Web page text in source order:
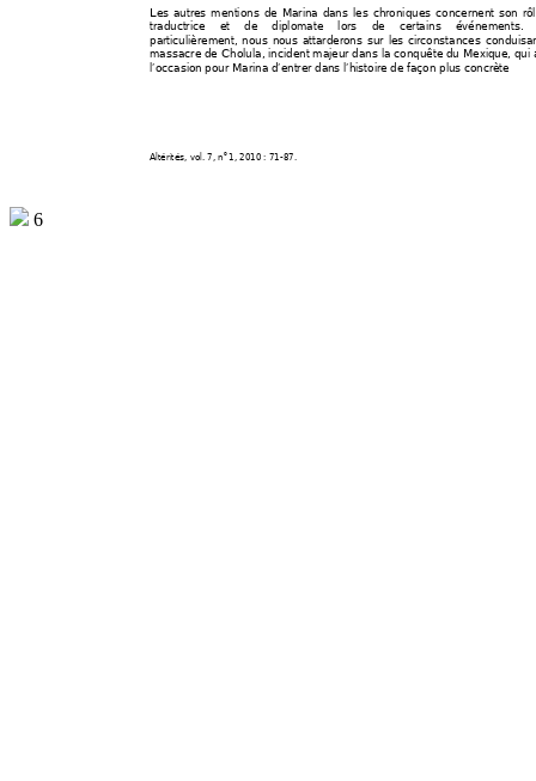
Altérités, vol. 7, no 1, 2010 : 71-87.
Les autres mentions de Marina dans les chroniques concernent son
traductrice et de diplomate lors de certains évé
particulièrement, nous nous attarderons sur les circonstances condui
massacre de Cholula, incident majeur dans la conquête du Mexique,
l’occasion pour Marina d’entrer dans l’histoire de façon plus concrète
6